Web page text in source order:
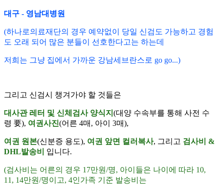
대구 - 영남대병원
(하나로의료재단의 경우 예약없이 당일 신검도 가능하고 경험
도 오래 되어 많은 분들이 선호한다고는 하는데
저희는 그냥 집에서 가까운 강남세브란스로 go go...)
그리고 신검시 챙겨가야 할 것들은
대사관 레터 및 신체검사 양식지 (대양 수속부를 통해 사전 수
령 要), 여권사진(어른 4매, 아이 3매),
여권 원본(신분증 용도), 여권 앞면 컬러복사, 그리고 검사비 &
DHL발송비 입니다.
(검사비는 어른의 경우 17만원/명, 아이들은 나이에 따라 10,
11, 14만원/명이고, 4인가족 기준 발송비는